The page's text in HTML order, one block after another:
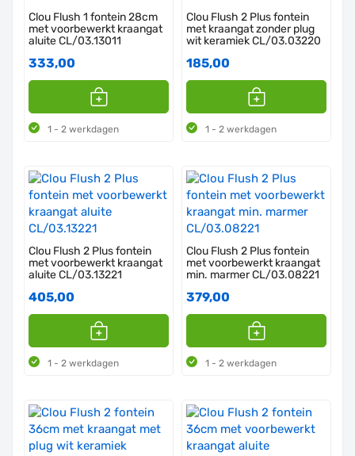
Clou Flush 1 fontein 28cm
met voorbewerkt kraangat
aluite CL/03.13011
333,00
1 - 2 werkdagen
Clou Flush 2 Plus fontein
met kraangat zonder plug
wit keramiek CL/03.03220
185,00
1 - 2 werkdagen
Clou Flush 2 Plus fontein
met voorbewerkt kraangat
aluite CL/03.13221
405,00
1 - 2 werkdagen
Clou Flush 2 Plus fontein
met voorbewerkt kraangat
min. marmer CL/03.08221
379,00
1 - 2 werkdagen